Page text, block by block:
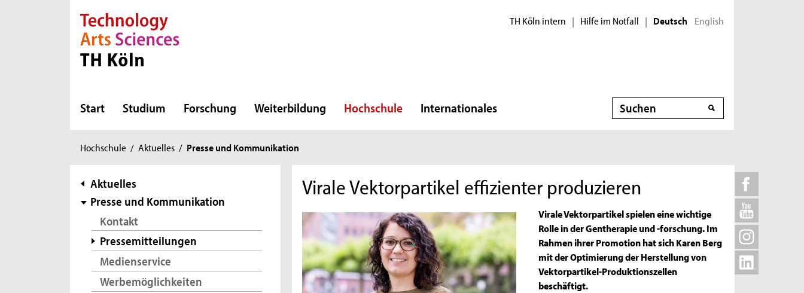
Direkt zur Hauptnavigation
Direkt zur Subnavigation
Direkt zum Inhalt
Direkt zum Fußbereich TH Köln intern | Hilfe im Notfall | Deutsch English
Start Studium Forschung Weiterbildung Hochschule Internationales Suche
Sie
hier:
Hochschule / Aktuelles / Presse und Kommunikation
Subnavigation
Aktuelles
Presse und Kommunikation
Kontakt
Pressemitteilungen
Medienservice
Werbemöglichkeiten
Virale Vektorpartikel effizienter produzieren
Virale Vektorpartikel spielen eine wichtige
Rolle in der Gentherapie und -forschung. Im
Rahmen ihrer Promotion hat sich Karen Berg
mit der Optimierung der Herstellung von
Vektorpartikel-Produktionszellen
beschäftigt.